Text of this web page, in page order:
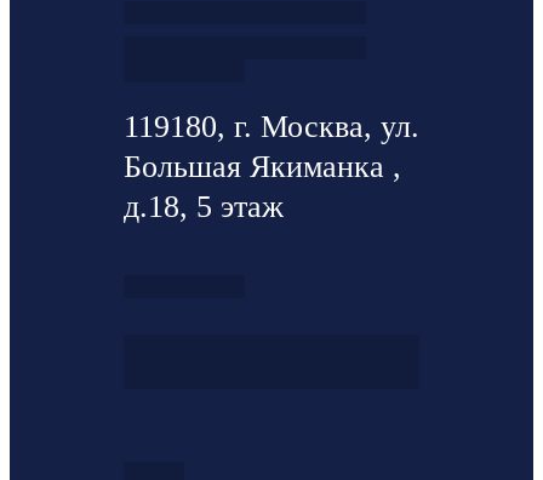
119180, г. Москва, ул.
Большая Якиманка ,
д.18, 5 этаж